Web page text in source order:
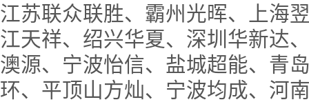
江苏联众联胜、霸州光晖、上海
江天祥、绍兴华夏、深圳华新达
澳源、宁波怡信、盐城超能、青
环、平顶山方灿、宁波均成、河